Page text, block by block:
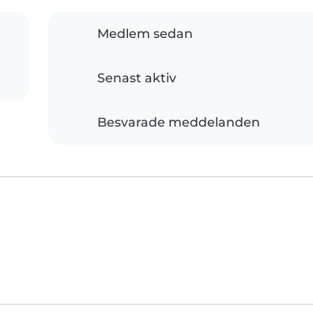
Medlem sedan
Senast aktiv
Besvarade meddelanden